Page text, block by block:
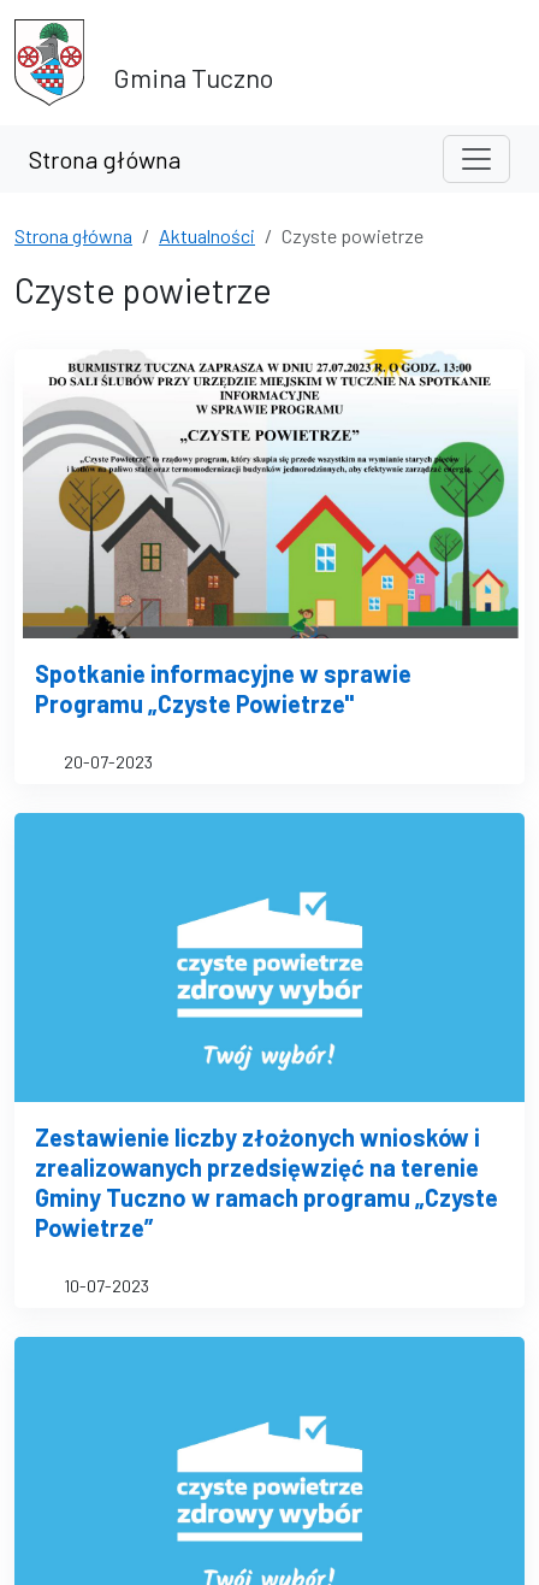
Przejdź do treści
Przejdź do wyszukiwarki
Gmina Tuczno
Strona główna
Strona główna Aktualności Czyste powietrze
Czyste powietrze
Spotkanie informacyjne w sprawie
Programu „Czyste Powietrze"
20-07-2023
Zestawienie liczby złożonych wniosków i
zrealizowanych przedsięwzięć na terenie
Gminy Tuczno w ramach programu „Czyste
Powietrze”
10-07-2023